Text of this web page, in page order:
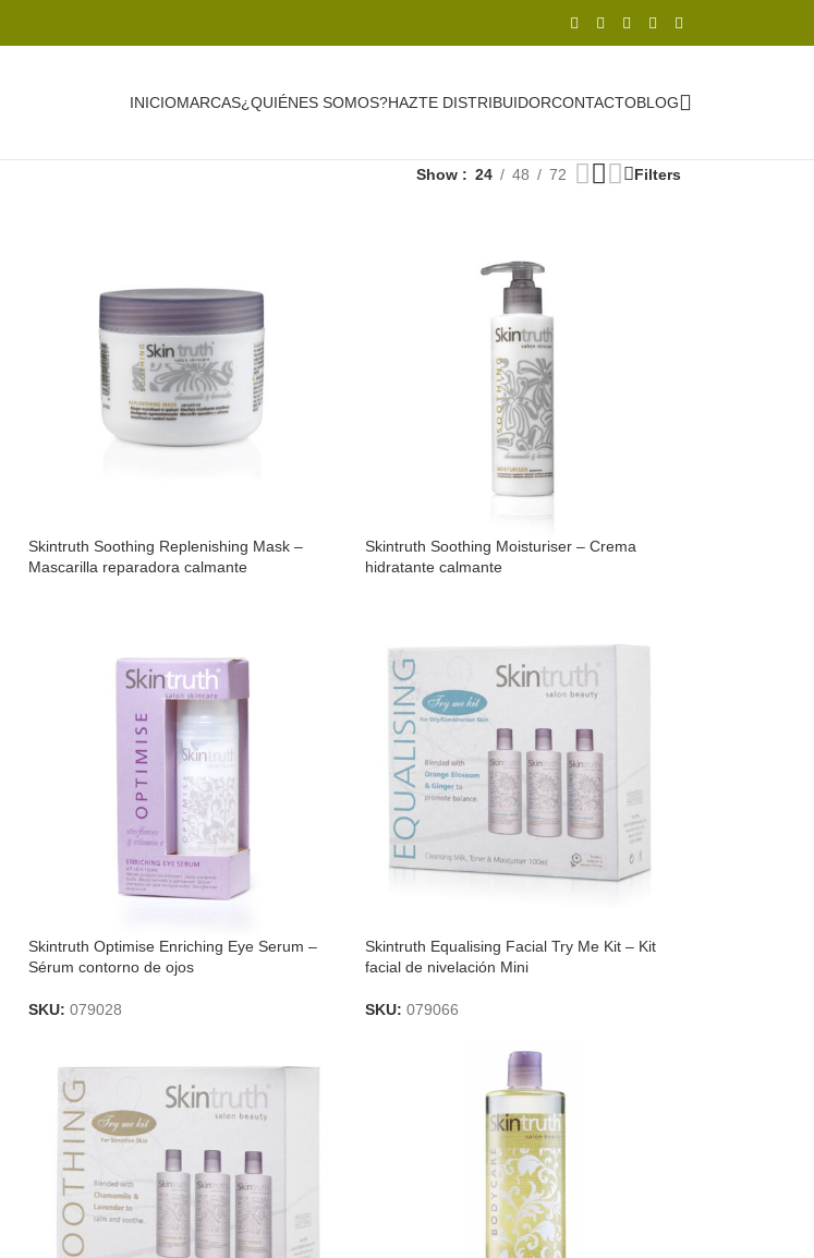
INICIOMARCAS¿QUIÉNES SOMOS?HAZTE DISTRIBUIDORCONTACTOBLOG
Show 24 48 72 Filters
Skintruth Soothing Replenishing Mask –
Mascarilla reparadora calmante
Skintruth Soothing Moisturiser – Crema
hidratante calmante
Skintruth Optimise Enriching Eye Serum –
Sérum contorno de ojos
SKU: 079028
Skintruth Equalising Facial Try Me Kit – Kit
facial de nivelación Mini
SKU:079066